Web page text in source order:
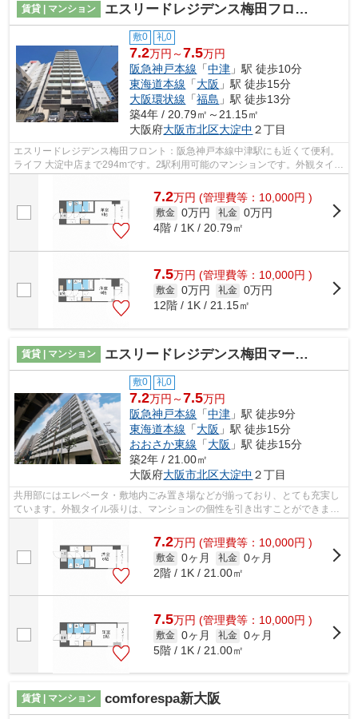
賃貸 | マンション エスリードレジデンス梅田フロント
敷0 礼0
7.2万円～7.5万円
阪急神戸本線 「中津 」駅 徒歩10分
東海道本線 「大阪 」駅 徒歩15分
大阪環状線 「福島 」駅 徒歩13分
築4年 / 20.79㎡～21.15㎡
大阪府大阪市北区大淀中 ２丁目
エスリードレジデンス梅田フロント：阪急神戸本線中津駅にも近くて便利。
ライフ 大淀中店まで294mです。2駅利用可能のマンションです。外観タイル
張りは、雨風の侵入を防ぎ骨組みを守...
7.2万円 (管理費等：10,000円 )
敷金 0万円 礼金 0万円
4階 / 1K / 20.79㎡
7.5万円 (管理費等：10,000円 )
敷金 0万円 礼金 0万円
12階 / 1K / 21.15㎡
賃貸 | マンション エスリードレジデンス梅田マークス
敷0 礼0
7.2万円～7.5万円
阪急神戸本線 「中津 」駅 徒歩9分
東海道本線 「大阪 」駅 徒歩15分
おおさか東線 「大阪 」駅 徒歩15分
築2年 / 21.00㎡
大阪府大阪市北区大淀中 ２丁目
共用部にはエレベータ・敷地内ごみ置き場などが揃っており、とても充実し
ています。外観タイル張りは、マンションの個性を引き出すことができま
7.2万円 (管理費等：10,000円 )
敷金 0ヶ月 礼金 0ヶ月
2階 / 1K / 21.00㎡
7.5万円 (管理費等：10,000円 )
敷金 0ヶ月 礼金 0ヶ月
5階 / 1K / 21.00㎡
賃貸 | マンション comforespa新大阪